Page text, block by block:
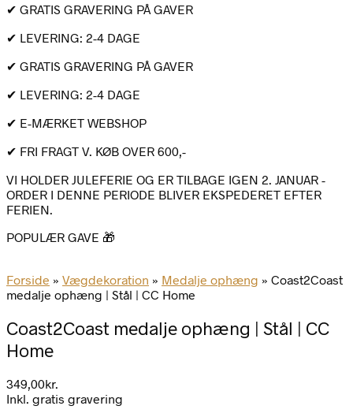
✔ GRATIS GRAVERING PÅ GAVER
✔ LEVERING: 2-4 DAGE
✔ GRATIS GRAVERING PÅ GAVER
✔ LEVERING: 2-4 DAGE
✔ E-MÆRKET WEBSHOP
✔ FRI FRAGT V. KØB OVER 600,-
VI HOLDER JULEFERIE OG ER TILBAGE IGEN 2. JANUAR -
ORDER I DENNE PERIODE BLIVER EKSPEDERET EFTER
FERIEN.
POPULÆR GAVE 🎁
Forside » Vægdekoration » Medalje ophæng » Coast2Coast
medalje ophæng | Stål | CC Home
Coast2Coast medalje ophæng | Stål | CC
Home
349,00kr.
Inkl. gratis gravering